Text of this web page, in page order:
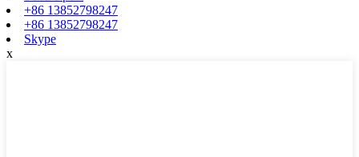
+86 13852798247
+86 13852798247
Skype
x